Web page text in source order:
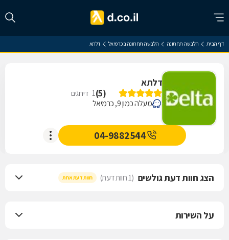
דף הבית הלבשה תחתונה הלבשה תחתונה בכרמיאל דלתא
דלתא
(
5
)
1 דירוגים
מעלה כמון 9, כרמיאל
04-9882544
הצג חוות דעת גולשים (1 חוות דעת) חוות דעת אחת
על השירות